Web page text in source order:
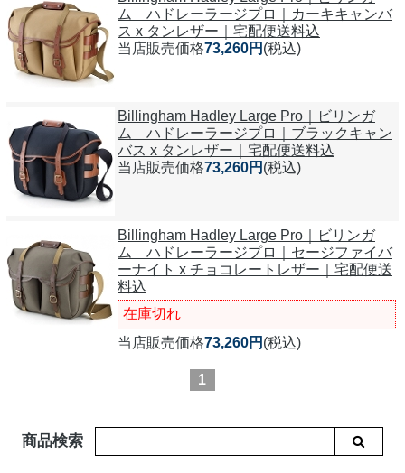
ム ハドレーラージプロ｜カーキキャンバ
ス x タンレザー｜宅配便送料込
当店販売価格73,260円 (税込)
Billingham Hadley Large Pro｜ビリンガ
ム ハドレーラージプロ｜ブラックキャン
バス x タンレザー｜宅配便送料込
当店販売価格73,260円 (税込)
Billingham Hadley Large Pro｜ビリンガ
ム ハドレーラージプロ｜セージファイバ
ーナイト x チョコレートレザー｜宅配便送
料込
在庫切れ
当店販売価格73,260円 (税込)
1
商品検索